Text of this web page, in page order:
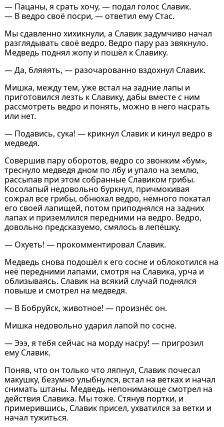
— Пацаны, я срать хочу, — подал голос Славик.
— В ведро своё посри, — ответил ему Стас.
Мы сдавленно хихикнули, а Славик задумчиво начал
разглядывать своё ведро. Ведро пару раз звякнуло.
Медведь поднял жопу и пошёл к Славику.
— Да, бляяять, — разочарованно вздохнул Славик.
Мишка, между тем, уже встал на задние лапы и
приготовился лезть к Славику, дабы вместе с ним
рассмотреть ведро и понять, можно в него насрать
или нет.
— Подавись, сука! — крикнул Славик и кинул ведро в
медведя.
Совершив пару оборотов, ведро со звонким «бум»,
треснуло медведя дном по лбу и упало на землю,
рассыпав при этом собранные Славиком грибы.
Косолапый недовольно буркнул, причмокивая
сожрал все грибы, обнюхал ведро, немного покатал
его своей лапищей, потом приподнялся на задних
лапах и приземлился передними на ведро. Ведро,
довольно предсказуемо, смялось в лепёшку.
— Охуеть! — прокомментировал Славик.
Медведь снова подошёл к его сосне и облокотился на
неё передними лапами, смотря на Славика, урча и
облизываясь. Славик на всякий случай поднялся
повыше и смотрел на медведя.
— В Бобруйск, животное! — произнёс он.
Мишка недовольно ударил лапой по сосне.
— Эээ, я тебя сейчас на морду насру! — пригрозил
ему Славик.
Поняв, что он только что ляпнул, Славик почесал
макушку, безумно улыбнулся, встал на ветках и начал
снимать штаны. Медведь непонимающе смотрел на
действия Славика. Мы тоже. Стянув портки, и
примерившись, Славик присел, ухватился за ветки и
начал тужиться.